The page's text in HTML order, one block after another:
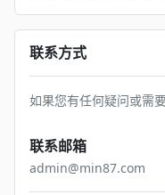
联系方式
如果您有任何疑问或需
联系邮箱
admin@min87.com